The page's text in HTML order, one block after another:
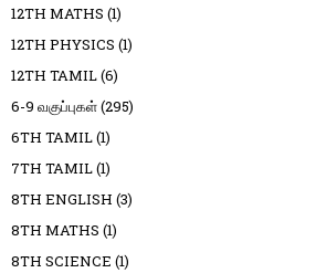
12TH MATHS (1)
12TH PHYSICS (1)
12TH TAMIL(6)
6-9 வகுப்புகள்(295)
6TH TAMIL(1)
7TH TAMIL(1)
8TH ENGLISH (3)
8TH MATHS (1)
8TH SCIENCE (1)